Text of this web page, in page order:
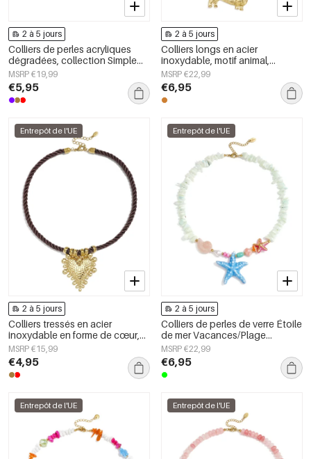
2 à 5 jours
Colliers de perles acryliques
dégradées, collection Simple
Daily Simple, bijoux pour
femmes
MSRP €19,99
€5,95
2 à 5 jours
Colliers longs en acier
inoxydable, motif animal,
collection Daily Simple, bijoux
pour femmes
MSRP €22,99
€6,95
Entrepôt de l'UE
2 à 5 jours
Colliers tressés en acier
inoxydable en forme de cœur,
collection Daily Simple, bijoux
pour femmes
MSRP €15,99
€4,95
Entrepôt de l'UE
2 à 5 jours
Colliers de perles de verre Étoile
de mer Vacances/Plage
Collection romantique Bijoux
pour femmes
MSRP €22,99
€6,95
Entrepôt de l'UE Entrepôt de l'UE